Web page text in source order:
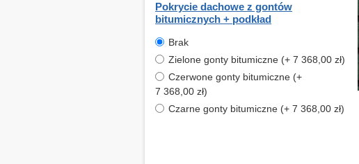
Pokrycie dachowe z gontów
bitumicznych + podkład
Brak
Zielone gonty bitumiczne (+ 7 368,00 zł)
Czerwone gonty bitumiczne (+
7 368,00 zł)
Czarne gonty bitumiczne (+ 7 368,00 zł)